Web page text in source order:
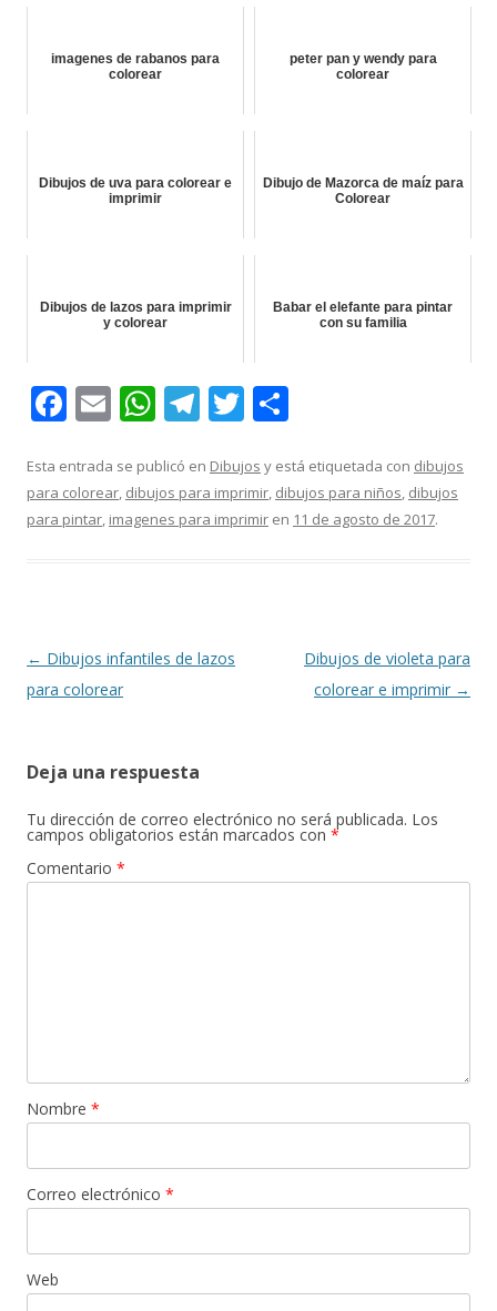
imagenes de rabanos para
colorear
peter pan y wendy para
colorear
Dibujos de uva para colorear e
imprimir
Dibujo de Mazorca de maíz para
Colorear
Dibujos de lazos para imprimir
y colorear
Babar el elefante para pintar
con su familia
F
e
b
E
ai
l
W
at
s
T
e
gr
T
itt
er
m
p
Esta entrada se publicó en Dibujos y está etiquetada con dibujos
para colorear, dibujos para imprimir, dibujos para niños, dibujos
para pintar, imagenes para imprimir en 11 de agosto de 2017.
Navegación
de
← Dibujos infantiles de lazos
para colorear
Dibujos de violeta para
colorear e imprimir →
Deja una respuesta
Tu dirección de correo electrónico no será publicada. Los
campos obligatorios están marcados con *
Comentario *
Nombre *
Correo electrónico *
Web